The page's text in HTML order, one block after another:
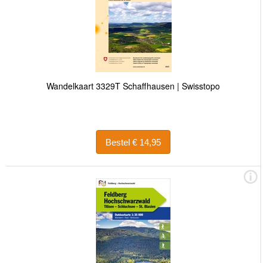
Wandelkaart 3329T Schaffhausen | Swisstopo
Bestel € 14,95